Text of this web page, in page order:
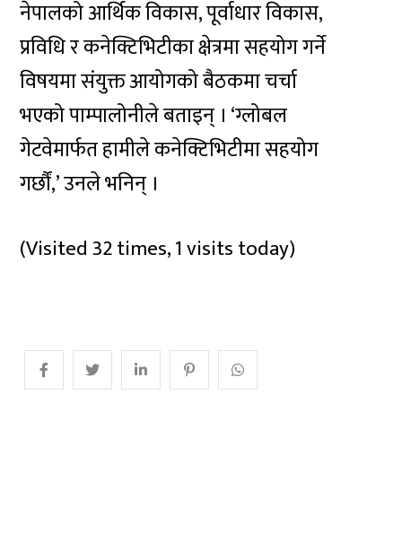
नेपालको आर्थिक विकास, पूर्वाधार विकास,
प्रविधि र कनेक्टिभिटीका क्षेत्रमा सहयोग गर्ने
विषयमा संयुक्त आयोगको बैठकमा चर्चा
भएको पाम्पालोनीले बताइन् । ‘ग्लोबल
गेटवेमार्फत हामीले कनेक्टिभिटीमा सहयोग
गर्छौं,’ उनले भनिन् ।
(Visited 32 times, 1 visits today)